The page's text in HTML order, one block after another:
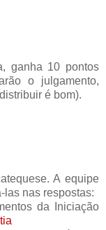
ganha 10 pontos
o julgamento,
é bom).
A equipe
las nas respostas:
da Iniciação